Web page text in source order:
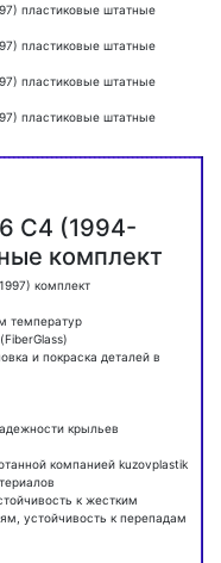
C4 (1994-
комплект
комплект
температур
и покраска деталей в
крыльев
компанией kuzovplastik
к жестким
устойчивость к перепадам